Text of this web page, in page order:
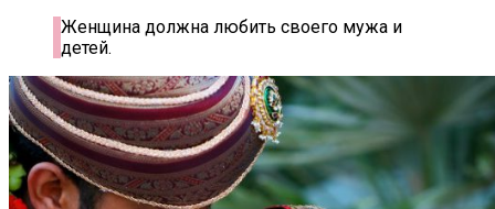
Женщина должна любить своего мужа и
детей.